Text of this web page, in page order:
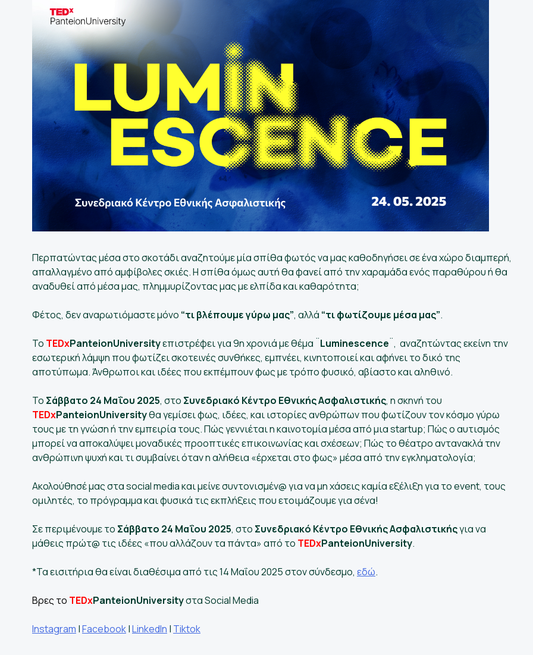
Περπατώντας μέσα στο σκοτάδι αναζητούμε μία σπίθα φωτός να μας καθοδηγήσει σε ένα χώρο διαμπερή,
απαλλαγμένο από αμφίβολες σκιές. Η σπίθα όμως αυτή θα φανεί από την χαραμάδα ενός παραθύρου ή θα
αναδυθεί από μέσα μας, πλημμυρίζοντας μας με ελπίδα και καθαρότητα;
Φέτος, δεν αναρωτιόμαστε μόνο “τι βλέπουμε γύρω μας”, αλλά “τι φωτίζουμε μέσα μας”.
Το TEDxPanteionUniversityεπιστρέφει για 9η χρονιά με θέμα ¨Luminescence¨, αναζητώντας εκείνη την
εσωτερική λάμψη που φωτίζει σκοτεινές συνθήκες, εμπνέει, κινητοποιεί και αφήνει το δικό της
αποτύπωμα. Άνθρωποι και ιδέες που εκπέμπουν φως με τρόπο φυσικό, αβίαστο και αληθινό.
Το Σάββατο 24 Μαΐου 2025, στο Συνεδριακό Κέντρο Εθνικής Ασφαλιστικής, η σκηνή του
TEDxPanteionUniversityθα γεμίσει φως, ιδέες, και ιστορίες ανθρώπων που φωτίζουν τον κόσμο γύρω
τους με τη γνώση ή την εμπειρία τους. Πώς γεννιέται η καινοτομία μέσα από μια startup; Πώς ο αυτισμός
μπορεί να αποκαλύψει μοναδικές προοπτικές επικοινωνίας και σχέσεων; Πώς το θέατρο αντανακλά την
ανθρώπινη ψυχή και τι συμβαίνει όταν η αλήθεια «έρχεται στο φως» μέσα από την εγκληματολογία;
Ακολούθησέ μας στα social media και μείνε συντονισμέν@ για να μη χάσεις καμία εξέλιξη για το event, τους
ομιλητές, το πρόγραμμα και φυσικά τις εκπλήξεις που ετοιμάζουμε για σένα!
Σε περιμένουμε το Σάββατο 24 Μαΐου 2025, στο Συνεδριακό Κέντρο Εθνικής Ασφαλιστικήςγια να
μάθεις πρώτ@ τις ιδέες «που αλλάζουν τα πάντα» από το TEDxPanteionUniversity.
*Τα εισιτήρια θα είναι διαθέσιμα από τις 14 Μαΐου 2025 στον σύνδεσμο, εδώ.
Βρες το TEDxPanteionUniversityστα Social Media
Instagram |Facebook|LinkedIn | Tiktok
Ελληνικά